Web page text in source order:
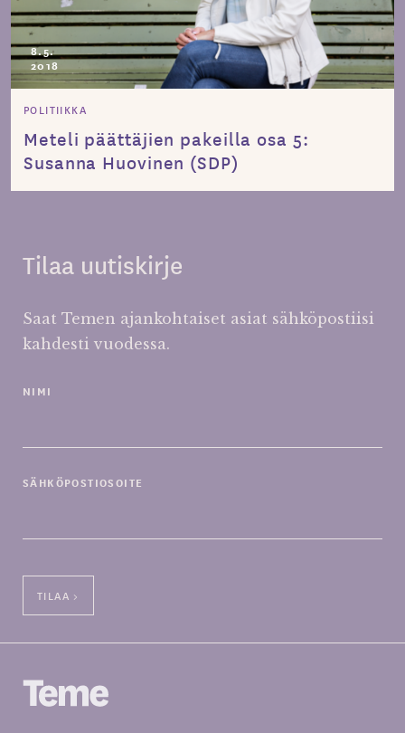
8.5.
2018
POLITIIKKA
Meteli päättäjien pakeilla osa 5:
Susanna Huovinen (SDP)
Tilaa uutiskirje
Saat Temen ajankohtaiset asiat sähköpostiisi
kahdesti vuodessa.
NIMI
SÄHKÖPOSTIOSOITE